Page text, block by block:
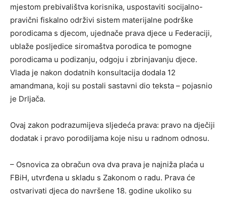
mjestom prebivalištva korisnika, uspostaviti socijalno-
pravični fiskalno održivi sistem materijalne podrške
porodicama s djecom, ujednače prava djece u Federaciji,
ublaže posljedice siromaštva porodica te pomogne
porodicama u podizanju, odgoju i zbrinjavanju djece.
Vlada je nakon dodatnih konsultacija dodala 12
amandmana, koji su postali sastavni dio teksta – pojasnio
je Drljača.
Ovaj zakon podrazumijeva sljedeća prava: pravo na dječiji
dodatak i pravo porodiljama koje nisu u radnom odnosu.
– Osnovica za obračun ova dva prava je najniža plaća u
FBiH, utvrđena u skladu s Zakonom o radu. Prava će
ostvarivati djeca do navršene 18. godine ukoliko su